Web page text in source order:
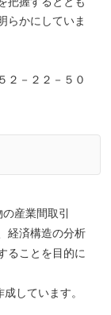
らかにしていま
２－２２－５０
産業間取引
経済構造の分析
ることを目的に
しています。